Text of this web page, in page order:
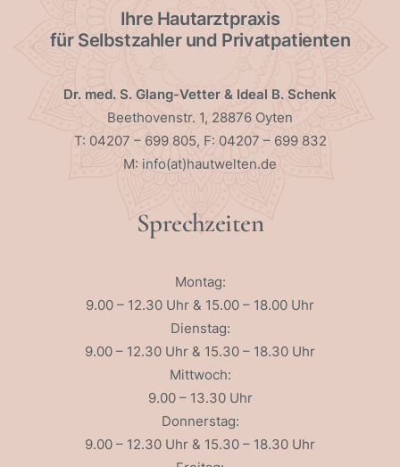
Ihre Hautarztpraxis
für Selbstzahler und Privatpatienten
Dr. med. S. Glang-Vetter & Ideal B. Schenk
Beethovenstr. 1, 28876 Oyten
T: 04207 – 699 805, F: 04207 – 699 832
M: info(at)hautwelten.de
Sprechzeiten
Montag:
9.00 – 12.30 Uhr & 15.00 – 18.00 Uhr
Dienstag:
9.00 – 12.30 Uhr & 15.30 – 18.30 Uhr
Mittwoch:
9.00 – 13.30 Uhr
Donnerstag:
9.00 – 12.30 Uhr & 15.30 – 18.30 Uhr